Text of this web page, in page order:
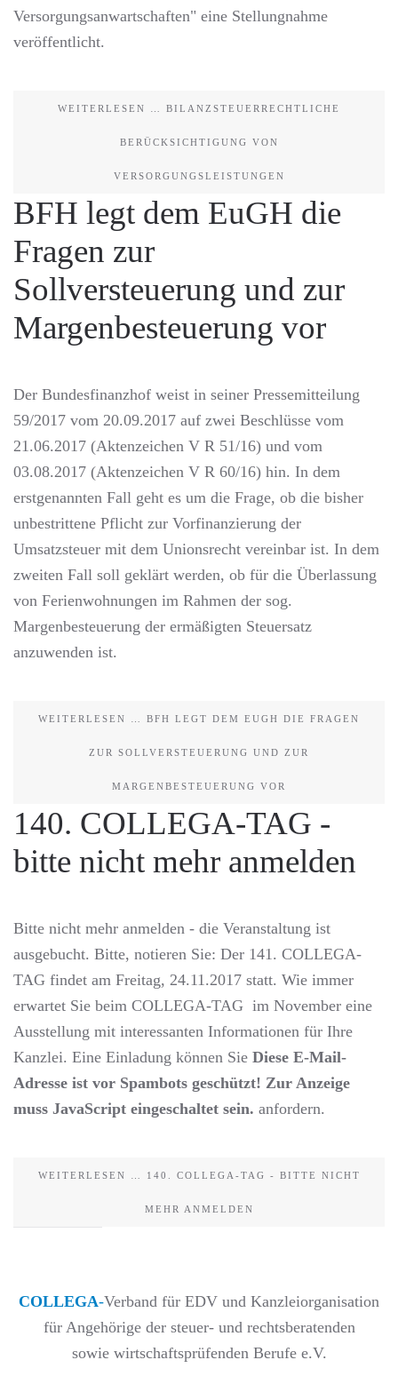
Versorgungsanwartschaften" eine Stellungnahme
veröffentlicht.
WEITERLESEN … BILANZSTEUERRECHTLICHE
BERÜCKSICHTIGUNG VON
VERSORGUNGSLEISTUNGEN
BFH legt dem EuGH die
Fragen zur
Sollversteuerung und zur
Margenbesteuerung vor
Der Bundesfinanzhof weist in seiner Pressemitteilung
59/2017 vom 20.09.2017 auf zwei Beschlüsse vom
21.06.2017 (Aktenzeichen V R 51/16) und vom
03.08.2017 (Aktenzeichen V R 60/16) hin. In dem
erstgenannten Fall geht es um die Frage, ob die bisher
unbestrittene Pflicht zur Vorfinanzierung der
Umsatzsteuer mit dem Unionsrecht vereinbar ist. In dem
zweiten Fall soll geklärt werden, ob für die Überlassung
von Ferienwohnungen im Rahmen der sog.
Margenbesteuerung der ermäßigten Steuersatz
anzuwenden ist.
WEITERLESEN … BFH LEGT DEM EUGH DIE FRAGEN
ZUR SOLLVERSTEUERUNG UND ZUR
MARGENBESTEUERUNG VOR
140. COLLEGA-TAG -
bitte nicht mehr anmelden
Bitte nicht mehr anmelden - die Veranstaltung ist
ausgebucht. Bitte, notieren Sie: Der 141. COLLEGA-
TAG findet am Freitag, 24.11.2017 statt. Wie immer
erwartet Sie beim COLLEGA-TAG im November eine
Ausstellung mit interessanten Informationen für Ihre
Kanzlei. Eine Einladung können Sie Diese E-Mail-
Adresse ist vor Spambots geschützt! Zur Anzeige
muss JavaScript eingeschaltet sein. anfordern.
WEITERLESEN … 140. COLLEGA-TAG - BITTE NICHT
MEHR ANMELDEN
COLLEGA-Verband für EDV und Kanzleiorganisation
für Angehörige der steuer- und rechtsberatenden
sowie wirtschaftsprüfenden Berufe e.V.